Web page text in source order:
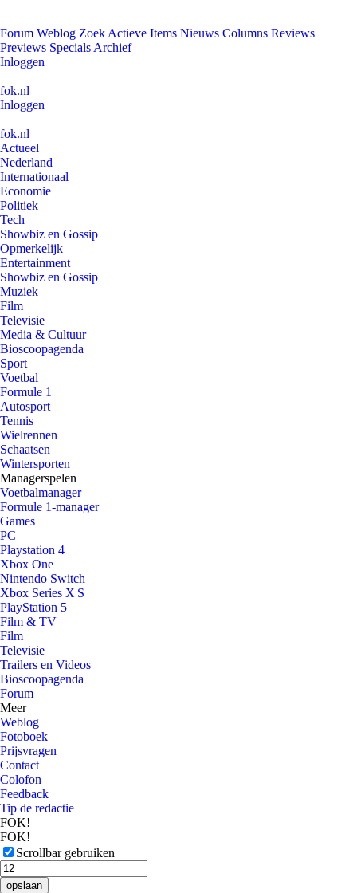
Forum Weblog Zoek Actieve Items Nieuws Columns Reviews
Previews Specials Archief
Inloggen
fok.nl
Inloggen
fok.nl
Actueel
Nederland
Internationaal
Economie
Politiek
Tech
Showbiz en Gossip
Opmerkelijk
Entertainment
Showbiz en Gossip
Muziek
Film
Televisie
Media & Cultuur
Bioscoopagenda
Sport
Voetbal
Formule 1
Autosport
Tennis
Wielrennen
Schaatsen
Wintersporten
Managerspelen
Voetbalmanager
Formule 1-manager
Games
PC
Playstation 4
Xbox One
Nintendo Switch
Xbox Series X|S
PlayStation 5
Film & TV
Film
Televisie
Trailers en Videos
Bioscoopagenda
Forum
Meer
Weblog
Fotoboek
Prijsvragen
Contact
Colofon
Feedback
Tip de redactie
FOK!
FOK!
Scrollbar gebruiken
opslaan